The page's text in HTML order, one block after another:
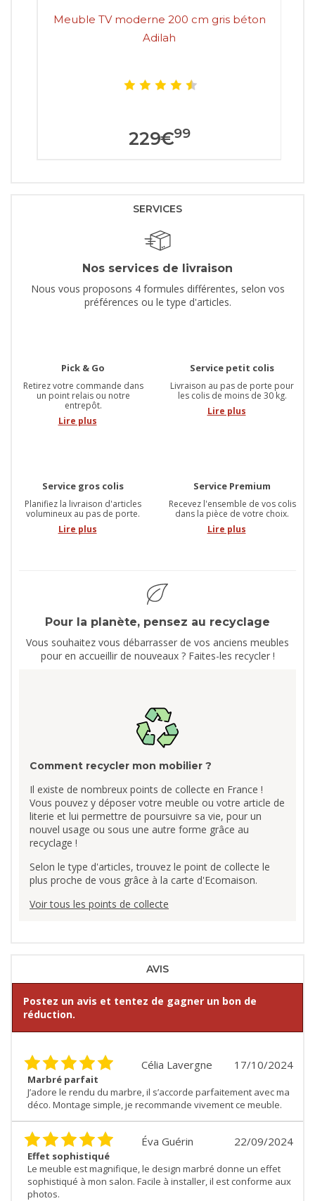
Meuble TV moderne 200 cm gris béton
Adilah
229€99
SERVICES
Nos services de livraison
Nous vous proposons 4 formules différentes, selon vos
préférences ou le type d'articles.
Pick & Go
Retirez votre commande dans
un point relais ou notre
entrepôt.
Lire plus
Service petit colis
Livraison au pas de porte pour
les colis de moins de 30 kg.
Lire plus
Service gros colis
Planifiez la livraison d'articles
volumineux au pas de porte.
Lire plus
Service Premium
Recevez l'ensemble de vos colis
dans la pièce de votre choix.
Lire plus
Pour la planète, pensez au recyclage
Vous souhaitez vous débarrasser de vos anciens meubles
pour en accueillir de nouveaux ? Faites-les recycler !
Comment recycler mon mobilier ?
Il existe de nombreux points de collecte en France !
Vous pouvez y déposer votre meuble ou votre article de
literie et lui permettre de poursuivre sa vie, pour un
nouvel usage ou sous une autre forme grâce au
recyclage !
Selon le type d'articles, trouvez le point de collecte le
plus proche de vous grâce à la carte d'Ecomaison.
Voir tous les points de collecte
AVIS
Postez un avis et tentez de gagner un bon de
réduction.
17/10/2024
Célia Lavergne
Marbré parfait
J’adore le rendu du marbre, il s’accorde parfaitement avec ma
déco. Montage simple, je recommande vivement ce meuble.
22/09/2024
Éva Guérin
Effet sophistiqué
Le meuble est magnifique, le design marbré donne un effet
sophistiqué à mon salon. Facile à installer, il est conforme aux
photos.